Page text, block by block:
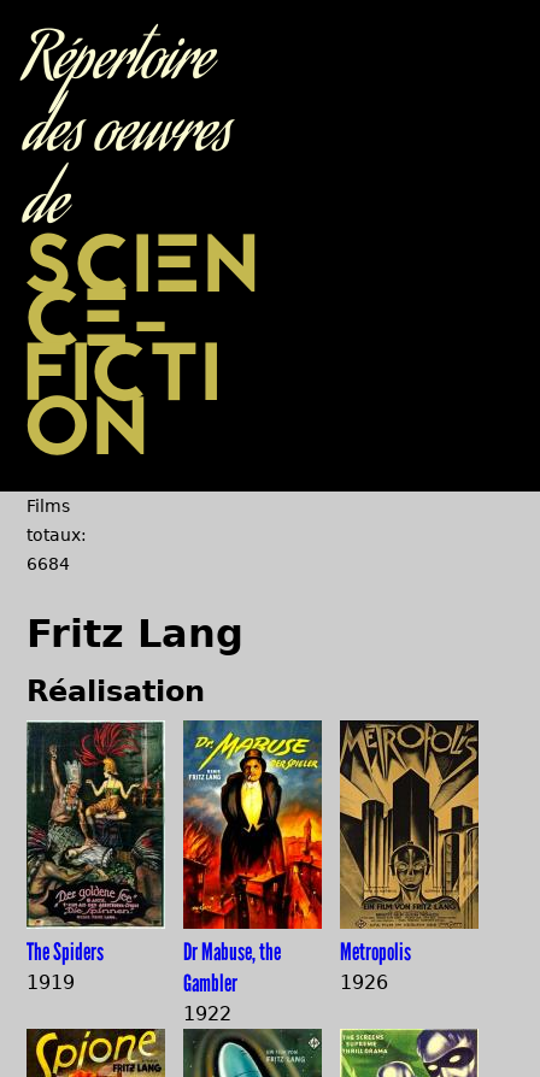
Répertoire
des oeuvres
de
SCIEN
CE-
FICTI
ON
Films
totaux:
6684
Fritz Lang
Réalisation
The Spiders
1919
Dr Mabuse, the
Gambler
1922
Metropolis
1926